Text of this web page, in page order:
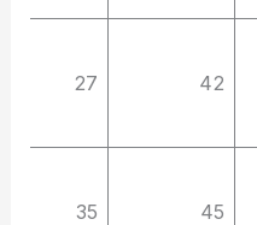
42
27
45
35